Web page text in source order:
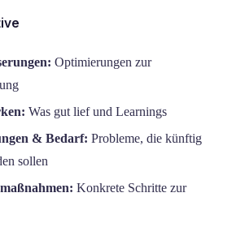
Optimierungen zur
Was gut lief und Learnings
& Bedarf: Probleme, die künftig
sollen
Konkrete Schritte zur